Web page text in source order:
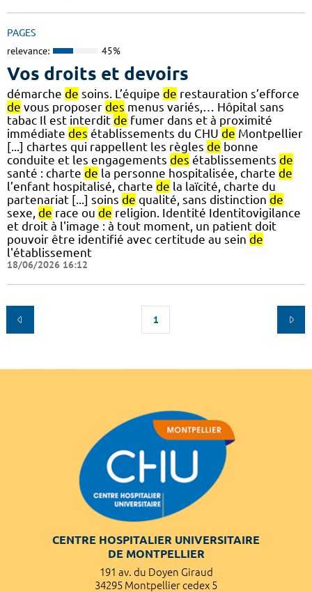
PAGES
relevance: 45%
Vos droits et devoirs
démarche de soins. L’équipe de restauration s’efforce
de vous proposer des menus variés,… Hôpital sans
tabac Il est interdit de fumer dans et à proximité
immédiate des établissements du CHU de Montpellier
[...] chartes qui rappellent les règles de bonne
conduite et les engagements des établissements de
santé : charte de la personne hospitalisée, charte de
l’enfant hospitalisé, charte de la laïcité, charte du
partenariat [...] soins de qualité, sans distinction de
sexe, de race ou de religion. Identité Identitovigilance
et droit à l'image : à tout moment, un patient doit
pouvoir être identifié avec certitude au sein de
l'établissement
18/06/2026 16:12
1
CENTRE HOSPITALIER UNIVERSITAIRE
DE MONTPELLIER
191 av. du Doyen Giraud
34295 Montpellier cedex 5